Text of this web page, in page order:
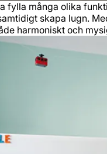
fylla många olika
skapa lugn.
harmoniskt och